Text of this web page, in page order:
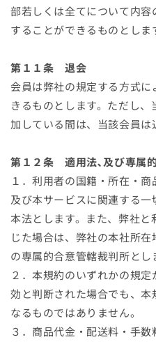
部若しくは全てについて内
することができるものとしま
第１１条 退会
会員は弊社の規定する方式
きるものとします。ただし
加している間は、当該会員は
第１２条 適用法､及び専属
１．利用者の国籍・所在・
及び本サービスに関連する
本法とします。また、弊社
じた場合は、弊社の本社所
の専属的合意管轄裁判所とし
２．本規約のいずれかの規
効と判断された場合でも、
なるものではありません。
３．商品代金・配送料・手